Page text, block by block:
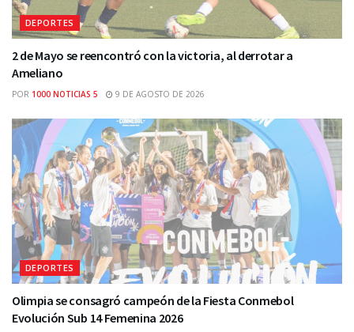
DEPORTES
2 de Mayo se reencontró con la victoria, al derrotar a
Ameliano
POR 1000 NOTICIAS 5 9 DE AGOSTO DE 2026
DEPORTES
Olimpia se consagró campeón de la Fiesta Conmebol
Evolución Sub 14 Femenina 2026